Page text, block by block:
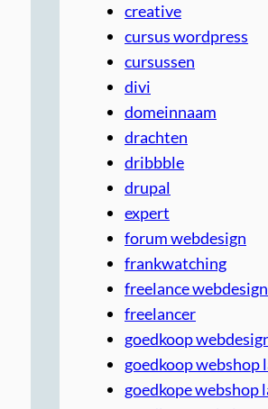
creative
cursus wordpress
cursussen
divi
domeinnaam
drachten
dribbble
drupal
expert
forum webdesign
frankwatching
freelance
freelancer
goedkoop
goedkoop webshop
goedkope webshop